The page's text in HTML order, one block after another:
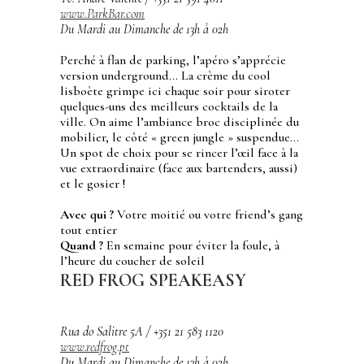
www.ParkBar.com
Du Mardi au Dimanche de 13h à 02h
Perché à flan de parking, l’apéro s’apprécie
version underground… La crème du cool
lisboète grimpe ici chaque soir pour siroter
quelques-uns des meilleurs cocktails de la
ville. On aime l’ambiance broc disciplinée du
mobilier, le côté « green jungle » suspendue…
Un spot de choix pour se rincer l’œil face à la
vue extraordinaire (face aux bartenders, aussi)
et le gosier !
Avec qui ? Votre moitié ou votre friend’s gang
tout entier
Quand ? En semaine pour éviter la foule, à
l’heure du coucher de soleil
RED FROG SPEAKEASY
Rua do Salitre 5A / +351 21 583 1120
www.redfrog.pt